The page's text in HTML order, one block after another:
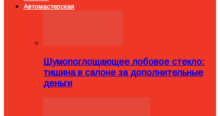
Автомастерская
Шумопоглощающее лобовое стекло:
тишина в салоне за дополнительные
деньги